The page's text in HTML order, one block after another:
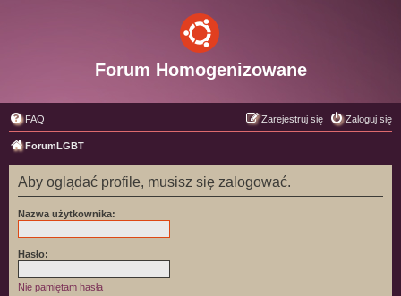
Forum Homogenizowane
FAQ Zaloguj się
Zarejestruj się
ForumLGBT
Aby oglądać profile, musisz się zalogować.
Nazwa użytkownika:
Hasło:
Nie pamiętam hasła